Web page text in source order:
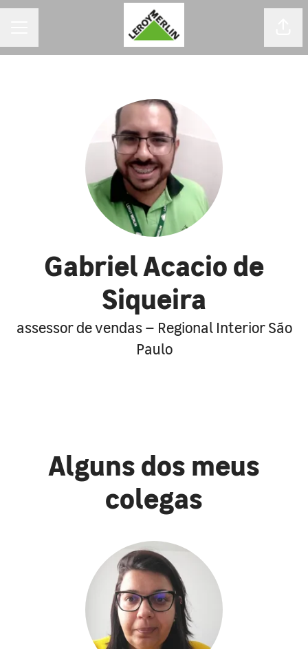
Gabriel Acacio de
Siqueira
assessor de vendas – Regional Interior São
Paulo
Alguns dos meus
colegas